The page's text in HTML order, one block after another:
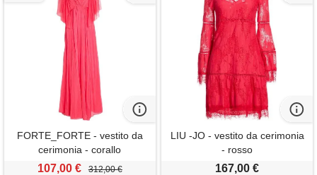
FORTE_FORTE - vestito da
cerimonia - corallo
107,00 € 312,00 €
LIU -JO - vestito da cerimonia
- rosso
167,00 €